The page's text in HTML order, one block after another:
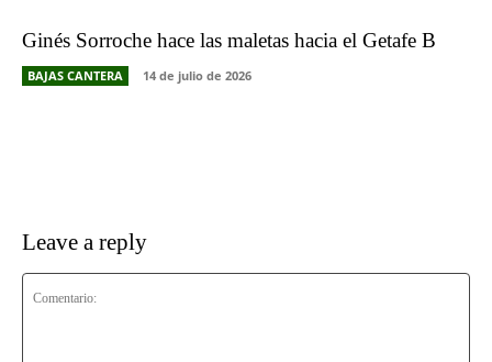
Ginés Sorroche hace las maletas hacia el Getafe B
BAJAS CANTERA 14 de julio de 2026
Leave a reply